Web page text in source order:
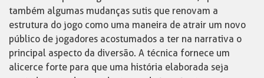
também algumas mudanças sutis que renovam a
estrutura do jogo como uma maneira de atrair um novo
público de jogadores acostumados a ter na narrativa o
principal aspecto da diversão. A técnica fornece um
alicerce forte para que uma história elaborada seja